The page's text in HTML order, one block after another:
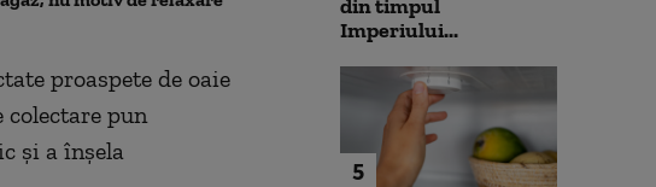
proaspete de oaie
pun
şi a înşela
din timpul
Imperiului...
5